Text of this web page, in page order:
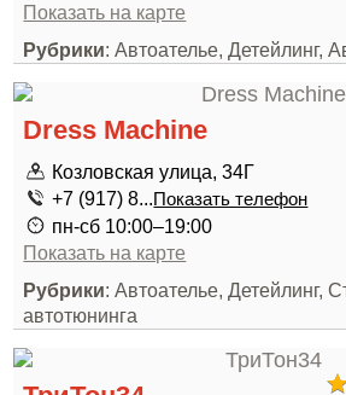
Показать на карте
Рубрики: Автоателье, Детейлинг,
Dress Machine
Козловская улица, 34Г
+7 (917) 8...Показать телефон
пн-сб 10:00–19:00
Показать на карте
Рубрики: Автоателье, Детейлинг,
автотюнинга